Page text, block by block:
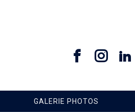
GALERIE PHOTOS